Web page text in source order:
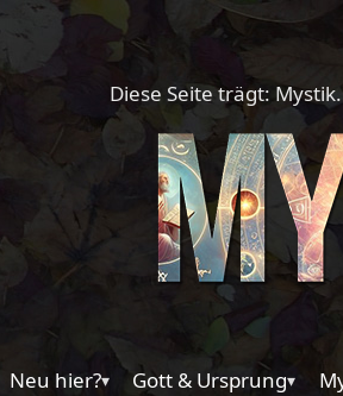
Diese Seite trägt:
Neu hier?▾ Gott & Ursprung▾